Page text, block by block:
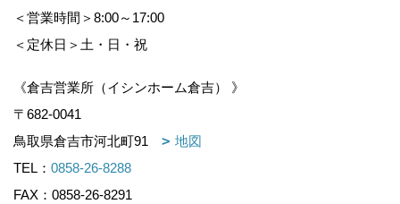
＜営業時間＞8:00～17:00
＜定休日＞土・日・祝
《倉吉営業所（イシンホーム倉吉） 》
〒682-0041
鳥取県倉吉市河北町91
地図
TEL： 0858-26-8288
FAX：0858-26-8291